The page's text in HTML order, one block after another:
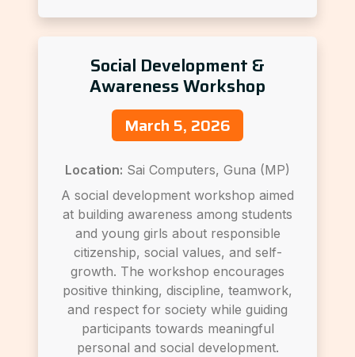
Social Development &
Awareness Workshop
March 5, 2026
Location: Sai Computers, Guna (MP)
A social development workshop aimed
at building awareness among students
and young girls about responsible
citizenship, social values, and self-
growth. The workshop encourages
positive thinking, discipline, teamwork,
and respect for society while guiding
participants towards meaningful
personal and social development.